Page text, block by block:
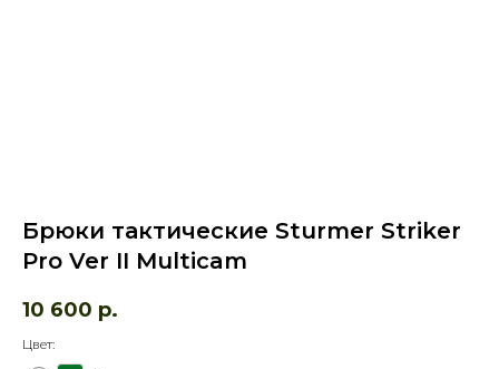
Брюки тактические Sturmer Striker
Pro Ver II Multicam
10 600 р.
Цвет: